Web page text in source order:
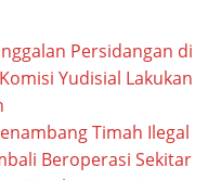
Persidangan di
Yudisial Lakukan
Timah Ilegal
Beroperasi Sekitar